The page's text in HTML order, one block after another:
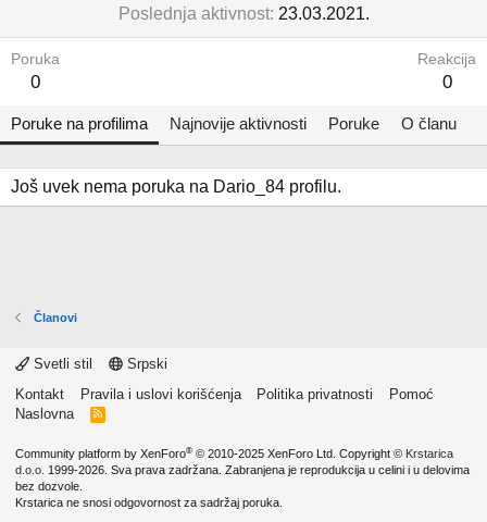
Poslednja aktivnost 23.03.2021.
Poruka
0
Reakcija
0
Poruke na profilima Najnovije aktivnosti Poruke O članu
Još uvek nema poruka na Dario_84 profilu.
Članovi
Svetli stil
Srpski
Kontakt
Pravila i uslovi korišćenja Politika privatnosti
Pomoć
Naslovna
R
Community platform by XenForo® © 2010-2025 XenForo Ltd. Copyright © Krstarica
d.o.o. 1999-2026. Sva prava zadržana. Zabranjena je reprodukcija u celini i u delovima
bez dozvole.
Krstarica ne snosi odgovornost za sadržaj poruka.